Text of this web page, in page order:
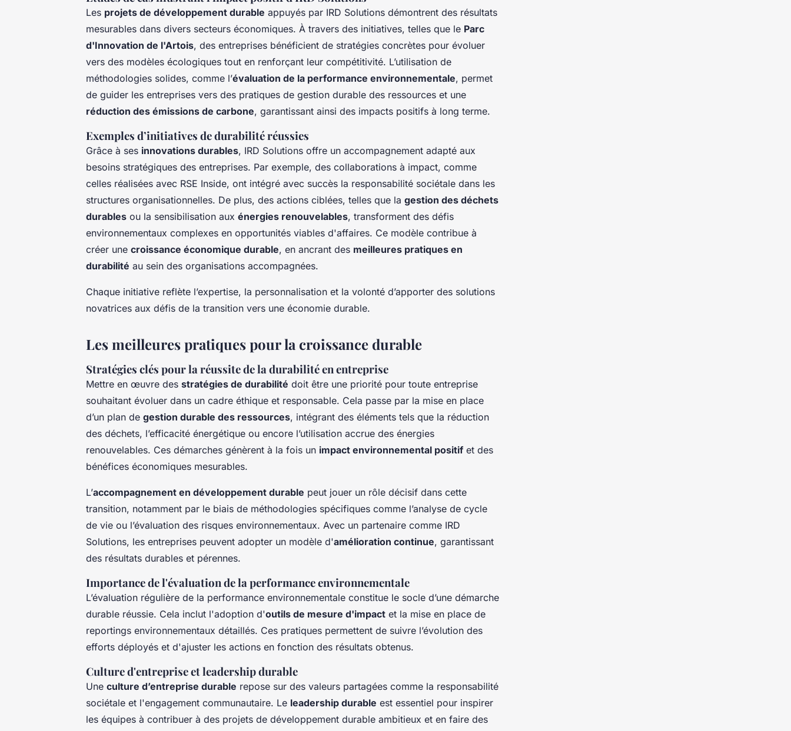
Les projets de développement durable appuyés par IRD Solutions démontrent des résultats
mesurables dans divers secteurs économiques. À travers des initiatives, telles que le Parc
d'Innovation de l'Artois, des entreprises bénéficient de stratégies concrètes pour évoluer
vers des modèles écologiques tout en renforçant leur compétitivité. L’utilisation de
méthodologies solides, comme l’évaluation de la performance environnementale, permet
de guider les entreprises vers des pratiques de gestion durable des ressources et une
réduction des émissions de carbone, garantissant ainsi des impacts positifs à long terme.
Exemples d’initiatives de durabilité réussies
Grâce à ses innovations durables, IRD Solutions offre un accompagnement adapté aux
besoins stratégiques des entreprises. Par exemple, des collaborations à impact, comme
celles réalisées avec RSE Inside, ont intégré avec succès la responsabilité sociétale dans les
structures organisationnelles. De plus, des actions ciblées, telles que la gestion des déchets
durables ou la sensibilisation aux énergies renouvelables, transforment des défis
environnementaux complexes en opportunités viables d'affaires. Ce modèle contribue à
créer une croissance économique durable, en ancrant des meilleures pratiques en
durabilité au sein des organisations accompagnées.
Chaque initiative reflète l’expertise, la personnalisation et la volonté d’apporter des solutions
novatrices aux défis de la transition vers une économie durable.
Les meilleures pratiques pour la croissance durable
Stratégies clés pour la réussite de la durabilité en entreprise
Mettre en œuvre des stratégies de durabilité doit être une priorité pour toute entreprise
souhaitant évoluer dans un cadre éthique et responsable. Cela passe par la mise en place
d’un plan de gestion durable des ressources, intégrant des éléments tels que la réduction
des déchets, l’efficacité énergétique ou encore l’utilisation accrue des énergies
renouvelables. Ces démarches génèrent à la fois un impact environnemental positif et des
bénéfices économiques mesurables.
L’accompagnement en développement durable peut jouer un rôle décisif dans cette
transition, notamment par le biais de méthodologies spécifiques comme l’analyse de cycle
de vie ou l’évaluation des risques environnementaux. Avec un partenaire comme IRD
Solutions, les entreprises peuvent adopter un modèle d'amélioration continue, garantissant
des résultats durables et pérennes.
Importance de l'évaluation de la performance environnementale
L’évaluation régulière de la performance environnementale constitue le socle d’une démarche
durable réussie. Cela inclut l'adoption d'outils de mesure d'impact et la mise en place de
reportings environnementaux détaillés. Ces pratiques permettent de suivre l’évolution des
efforts déployés et d'ajuster les actions en fonction des résultats obtenus.
Culture d'entreprise et leadership durable
Une culture d’entreprise durable repose sur des valeurs partagées comme la responsabilité
sociétale et l'engagement communautaire. Le leadership durable est essentiel pour inspirer
les équipes à contribuer à des projets de développement durable ambitieux et en faire des